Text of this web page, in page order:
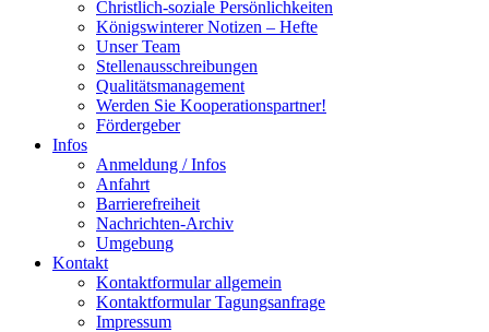
Christlich-soziale Persönlichkeiten
Königswinterer Notizen – Hefte
Unser Team
Stellenausschreibungen
Qualitätsmanagement
Werden Sie Kooperationspartner!
Fördergeber
Infos
Anmeldung / Infos
Anfahrt
Barrierefreiheit
Nachrichten-Archiv
Umgebung
Kontakt
Kontaktformular allgemein
Kontaktformular Tagungsanfrage
Impressum